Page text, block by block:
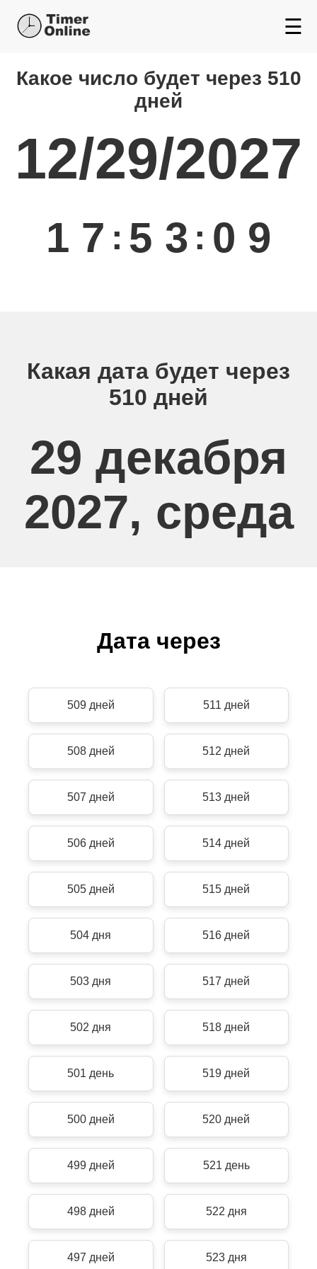
☰
Какой день будет через
Какое число будет через 510
дней
12/29/2027
1 7 : 5 3 : 0 9
Какая дата будет через
510 дней
29 декабря
2027, среда
Дата через
509 дней 511 дней
508 дней 512 дней
507 дней 513 дней
506 дней 514 дней
505 дней 515 дней
504 дня 516 дней
503 дня 517 дней
502 дня 518 дней
501 день 519 дней
500 дней 520 дней
499 дней 521 день
498 дней 522 дня
497 дней 523 дня